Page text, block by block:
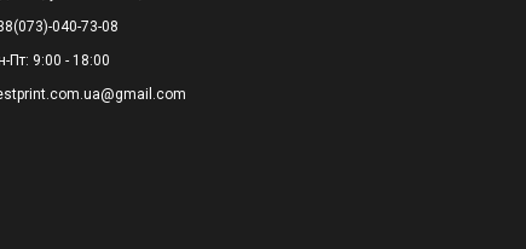
040-73-08
Пт: 9:00 - 18:00